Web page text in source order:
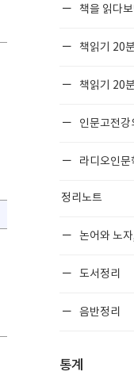
책을 읽다
책읽기 20
책읽기 20
인문고전
라디오인
정리노트
논어와 노
도서정리
음반정리
통계